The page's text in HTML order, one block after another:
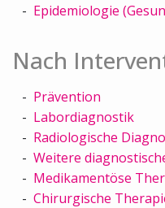
Epidemiologie
Nach
Prävention
Labordiagnostik
Radiologische
Weitere
Medikamentöse
Chirurgische